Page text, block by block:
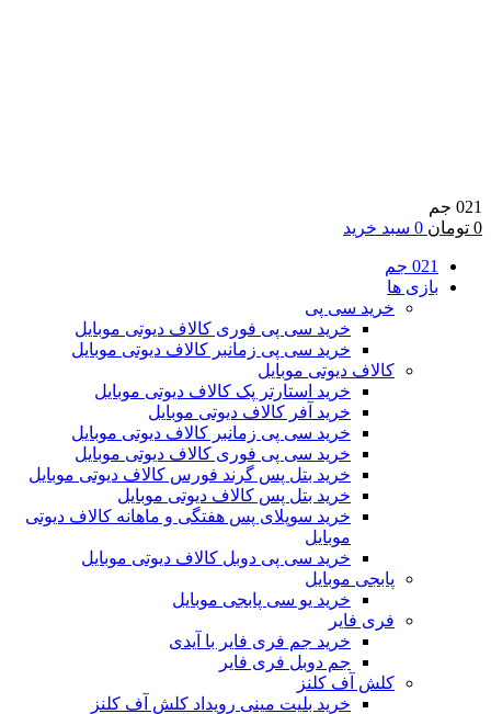
021 جم
0 تومان 0 سبد خرید
021 جم
بازی ها
خرید سی پی
خرید سی پی فوری کالاف دیوتی موبایل
خرید سی پی زمانبر کالاف دیوتی موبایل
کالاف دیوتی موبایل
خرید استارتر پک کالاف دیوتی موبایل
خرید آفر کالاف دیوتی موبایل
خرید سی پی زمانبر کالاف دیوتی موبایل
خرید سی پی فوری کالاف دیوتی موبایل
خرید بتل پس گرند فورس کالاف دیوتی موبایل
خرید بتل پس کالاف دیوتی موبایل
خرید سوپلای پس هفتگی و ماهانه کالاف دیوتی
موبایل
خرید سی پی دوبل کالاف دیوتی موبایل
پابجی موبایل
خرید یو سی پابجی موبایل
فری فایر
خرید جم فری فایر با آیدی
جم دوبل فری فایر
کلش آف کلنز
خرید بلیت مینی رویداد کلش آف کلنز